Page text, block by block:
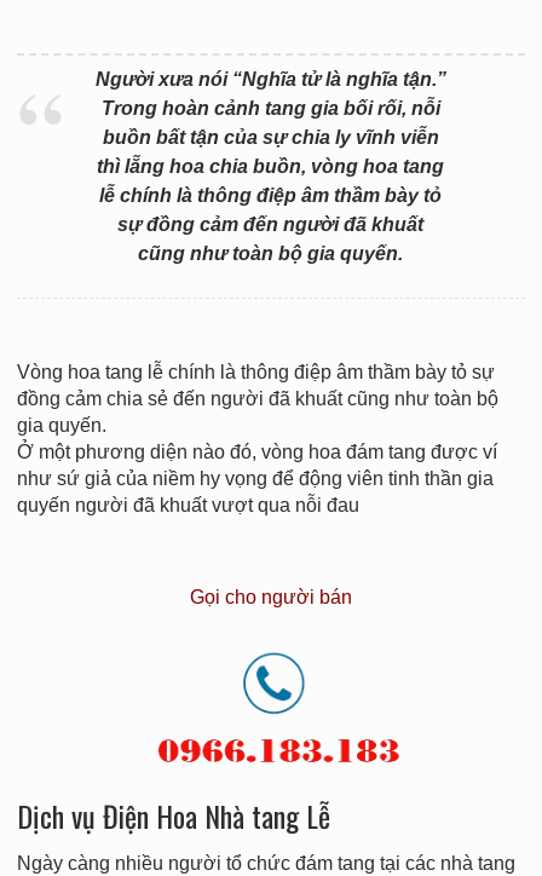
Người xưa nói “Nghĩa tử là nghĩa tận.”
Trong hoàn cảnh tang gia bối rối, nỗi
buồn bất tận của sự chia ly vĩnh viễn
thì lẵng hoa chia buồn, vòng hoa tang
lễ chính là thông điệp âm thầm bày tỏ
sự đồng cảm đến người đã khuất
cũng như toàn bộ gia quyến.
Vòng hoa tang lễ chính là thông điệp âm thầm bày tỏ sự
đồng cảm chia sẻ đến người đã khuất cũng như toàn bộ
gia quyến.
Ở một phương diện nào đó, vòng hoa đám tang được ví
như sứ giả của niềm hy vọng để động viên tinh thần gia
quyến người đã khuất vượt qua nỗi đau
Gọi cho người bán
Dịch vụ Điện Hoa Nhà tang Lễ
Ngày càng nhiều người tổ chức đám tang tại các nhà tang